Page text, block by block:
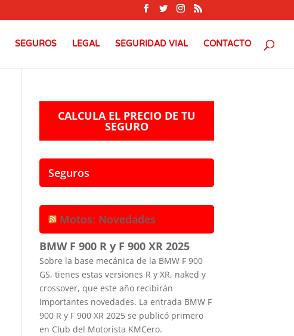
SEGUROS LEGAL SEGURIDAD VIAL CONTACTO
CALCULA EL PRECIO DE TU
SEGURO
Seguros
Motos: Novedades
BMW F 900 R y F 900 XR 2025
Sobre la base mecánica de la BMW F 900
GS, tienes estas versiones R y XR, naked y
crossover, que este año recibirán
importantes novedades. La entrada BMW F
900 R y F 900 XR 2025 se publicó primero
en Club del Motorista KMCero.